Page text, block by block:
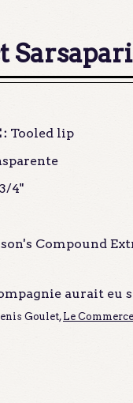
: Tooled lip
4"
Compound
aurait eu
Goulet, Le